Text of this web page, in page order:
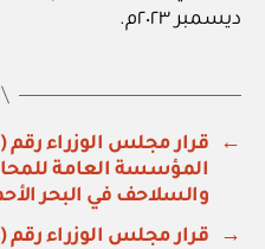
ديسمبر ٢٠٢٣م.
←
المؤسسة العامة
والسلاحف في البحر
→